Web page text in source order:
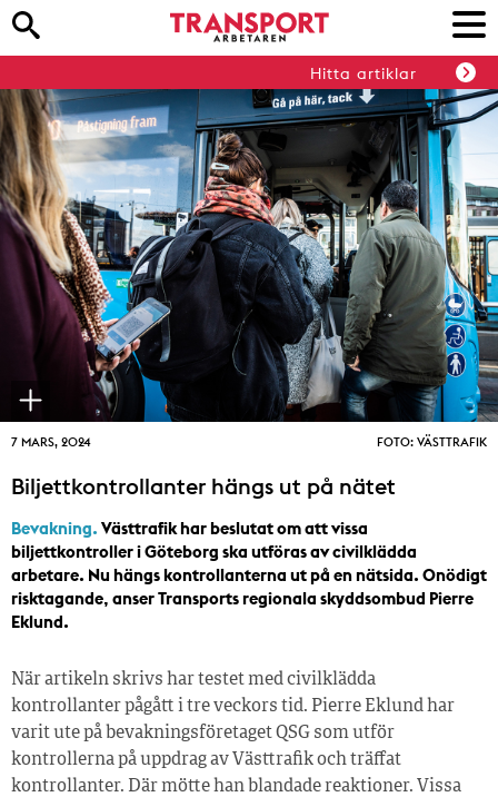
Hitta artiklar
7 MARS, 2024 FOTO: VÄSTTRAFIK
Biljettkontrollanter hängs ut på nätet
Bevakning. Västtrafik har beslutat om att vissa
biljettkontroller i Göteborg ska utföras av civilklädda
arbetare. Nu hängs kontrollanterna ut på en nätsida. Onödigt
risktagande, anser Transports regionala skyddsombud Pierre
Eklund.
När artikeln skrivs har testet med civilklädda
kontrollanter pågått i tre veckors tid. Pierre Eklund har
varit ute på bevakningsföretaget QSG som utför
kontrollerna på uppdrag av Västtrafik och träffat
kontrollanter. Där mötte han blandade reaktioner. Vissa